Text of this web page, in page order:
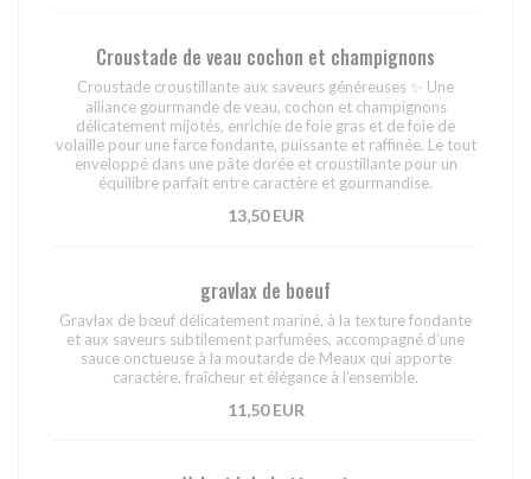
Croustade de veau cochon et champignons
Croustade croustillante aux saveurs généreuses ✨ Une
alliance gourmande de veau, cochon et champignons
délicatement mijotés, enrichie de foie gras et de foie de
volaille pour une farce fondante, puissante et raffinée. Le tout
enveloppé dans une pâte dorée et croustillante pour un
équilibre parfait entre caractère et gourmandise.
13,50 EUR
gravlax de boeuf
Gravlax de bœuf délicatement mariné, à la texture fondante
et aux saveurs subtilement parfumées, accompagné d’une
sauce onctueuse à la moutarde de Meaux qui apporte
caractère, fraîcheur et élégance à l’ensemble.
11,50 EUR